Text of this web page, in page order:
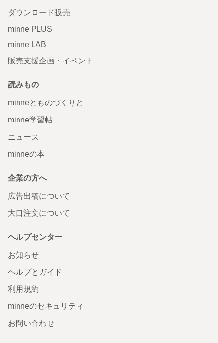
ダウンロード販売
minne PLUS
minne LAB
販売支援企画・イベント
読みもの
minneとものづくりと
minne学習帖
ニュース
minneの本
企業の方へ
広告出稿について
大口注文について
ヘルプセンター
お知らせ
ヘルプとガイド
利用規約
minneのセキュリティ
お問い合わせ